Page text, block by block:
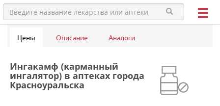
Цены Описание Аналоги
Ингакамф (карманный
ингалятор) в аптеках города
Красноуральска